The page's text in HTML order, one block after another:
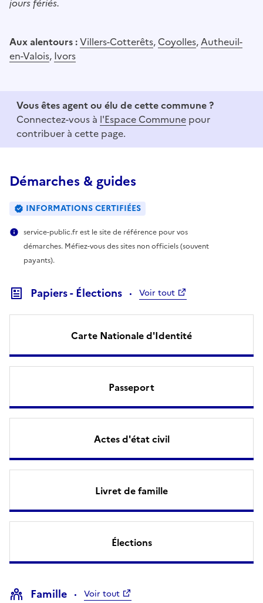
Aux alentours :Villers-Cotterêts, Coyolles,Autheuil-
en-Valois, Ivors
Vous êtes agent ou élu de cette commune ?
Connectez-vous à l'Espace Commune pour
contribuer à cette page.
Démarches & guides
INFORMATIONS CERTIFIÉES
service-public.fr est le site de référence pour vos
démarches. Méfiez-vous des sites non officiels (souvent
payants).
Papiers - Élections Voir tout
Carte Nationale d'Identité
Passeport
Actes d'état civil
Livret de famille
Élections
Famille Voir tout